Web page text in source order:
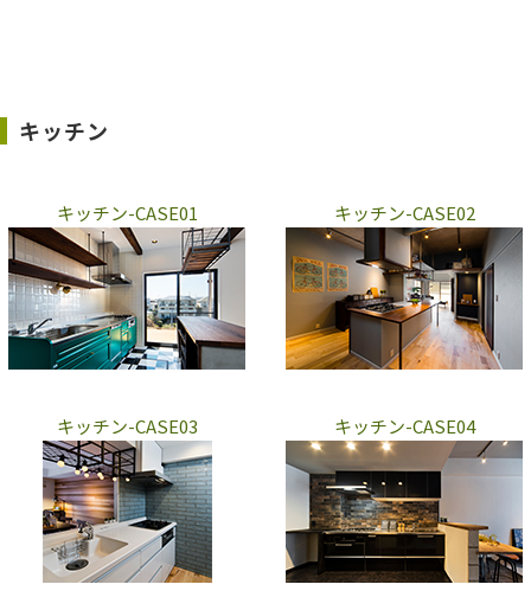
キッチン
キッチン-CASE01 キッチン-CASE02
キッチン-CASE03 キッチン-CASE04